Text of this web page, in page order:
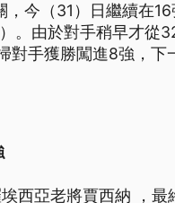
今（31）日繼續在16
。由於對手稍早才從
手獲勝闖進8強，下
西亞老將賈西納 ，最